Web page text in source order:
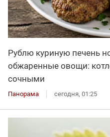
Рублю куриную печень
обжаренные овощи:
сочными
Панорама сегодня, 01:25